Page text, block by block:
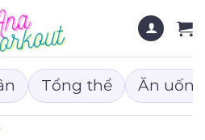
Tổng thể Ăn